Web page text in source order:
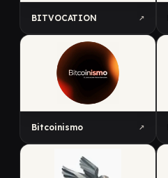
BITVOCATION ↗
Bitcoinismo ↗